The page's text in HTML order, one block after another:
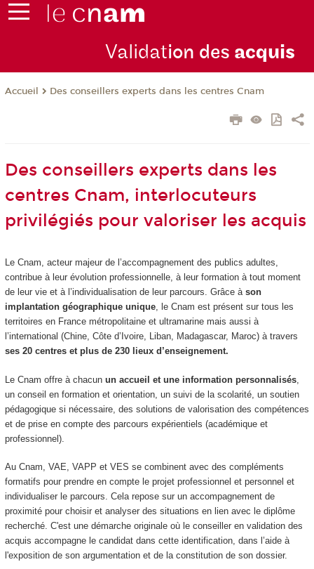
Validation des acquis
Accueil Des conseillers experts dans les centres Cnam
Des conseillers experts dans les
centres Cnam, interlocuteurs
privilégiés pour valoriser les acquis
Le Cnam, acteur majeur de l’accompagnement des publics adultes,
contribue à leur évolution professionnelle, à leur formation à tout moment
de leur vie et à l’individualisation de leur parcours. Grâce à son
implantation géographique unique, le Cnam est présent sur tous les
territoires en France métropolitaine et ultramarine mais aussi à
l’international (Chine, Côte d’Ivoire, Liban, Madagascar, Maroc) à travers
ses 20 centres et plus de 230 lieux d’enseignement.
Le Cnam offre à chacun un accueil et une information personnalisés,
un conseil en formation et orientation, un suivi de la scolarité, un soutien
pédagogique si nécessaire, des solutions de valorisation des compétences
et de prise en compte des parcours expérientiels (académique et
professionnel).
Au Cnam, VAE, VAPP et VES se combinent avec des compléments
formatifs pour prendre en compte le projet professionnel et personnel et
individualiser le parcours. Cela repose sur un accompagnement de
proximité pour choisir et analyser des situations en lien avec le diplôme
recherché. C'est une démarche originale où le conseiller en validation des
acquis accompagne le candidat dans cette identification, dans l’aide à
l'exposition de son argumentation et de la constitution de son dossier.